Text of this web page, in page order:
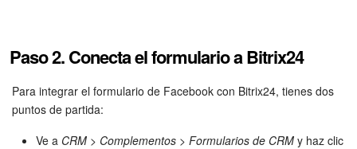
Bitrix24 Messenger
Preguntas generales
Actualización de los artículos (archivo)
Paso 2. Conecta el formulario a Bitrix24
Para integrar el formulario de Facebook con Bitrix24, tienes dos
puntos de partida:
Ve a CRM > Complementos > Formularios de CRM y haz clic